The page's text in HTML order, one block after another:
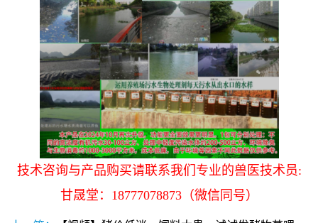
技术咨询与产品购买请联系我们专业的兽医技术员:
甘晟堂：18777078873（微信同号）